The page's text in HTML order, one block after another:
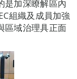
是加深瞭解區內
組織及成員加強
區域治理具正面